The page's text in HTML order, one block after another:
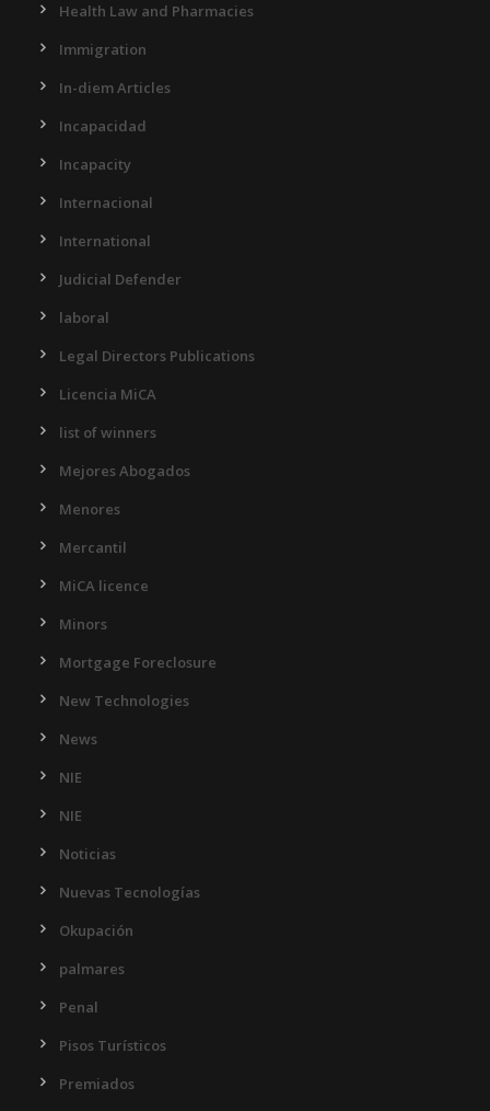
Health Law and Pharmacies
Immigration
In-diem Articles
Incapacidad
Incapacity
Internacional
International
Judicial Defender
laboral
Legal Directors Publications
Licencia MiCA
list of winners
Mejores Abogados
Menores
Mercantil
MiCA licence
Minors
Mortgage Foreclosure
New Technologies
News
NIE
NIE
Noticias
Nuevas Tecnologías
Okupación
palmares
Penal
Pisos Turísticos
Premiados